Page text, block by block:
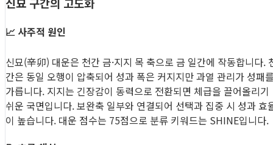
📈 사주적 원인
신묘(辛卯) 대운은 천간 금·지지 목 축으로 금 일간에 작동합니다.
간은 동일 오행이 압축되어 성과 폭은 커지지만 과열 관리가 성패
가릅니다. 지지는 긴장감이 동력으로 전환되면 체급을 끌어올리기
쉬운 국면입니다. 보완축 일부와 연결되어 선택과 집중 시 성과 효
이 높습니다. 대운 점수는 75점으로 분류 키워드는 SHINE입니다.